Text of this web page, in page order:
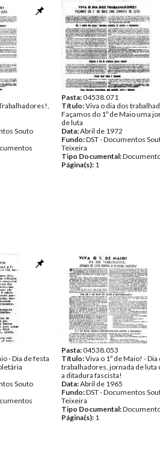
Souto
Pasta:04538.071
Título:Viva o dia dos
Façamos do 1º de Maio uma
de luta
Data:Abril de 1972
Fundo:DST - Documentos
Teixeira
Tipo Documental:
Página(s): 1
- Dia de festa
Souto
Pasta:04538.053
Título:Viva o 1º de Maio! - Dia
trabalhadores, jornada de luta
a ditadura fascista!
Data:Abril de 1965
Fundo:DST - Documentos
Teixeira
Tipo Documental:
Página(s): 1